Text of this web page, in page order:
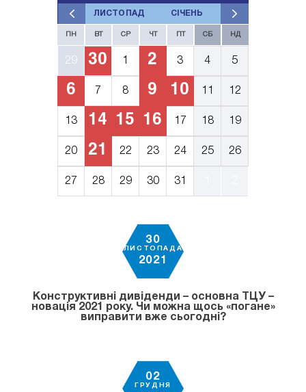
ЛИСТОПАД СІЧЕНЬ
ПН ВТ СР ЧТ ПТ СБ НД
29 30 1 2 3 4 5
6 7 8 9 10 11 12
13 14 15 16 17 18 19
20 21 22 23 24 25 26
27 28 29 30 31
30
ЛИСТОПАДА
2021
Конструктивні дивіденди – основна ТЦУ –
новація 2021 року. Чи можна щось «погане»
виправити вже сьогодні?
02
ГРУДНЯ